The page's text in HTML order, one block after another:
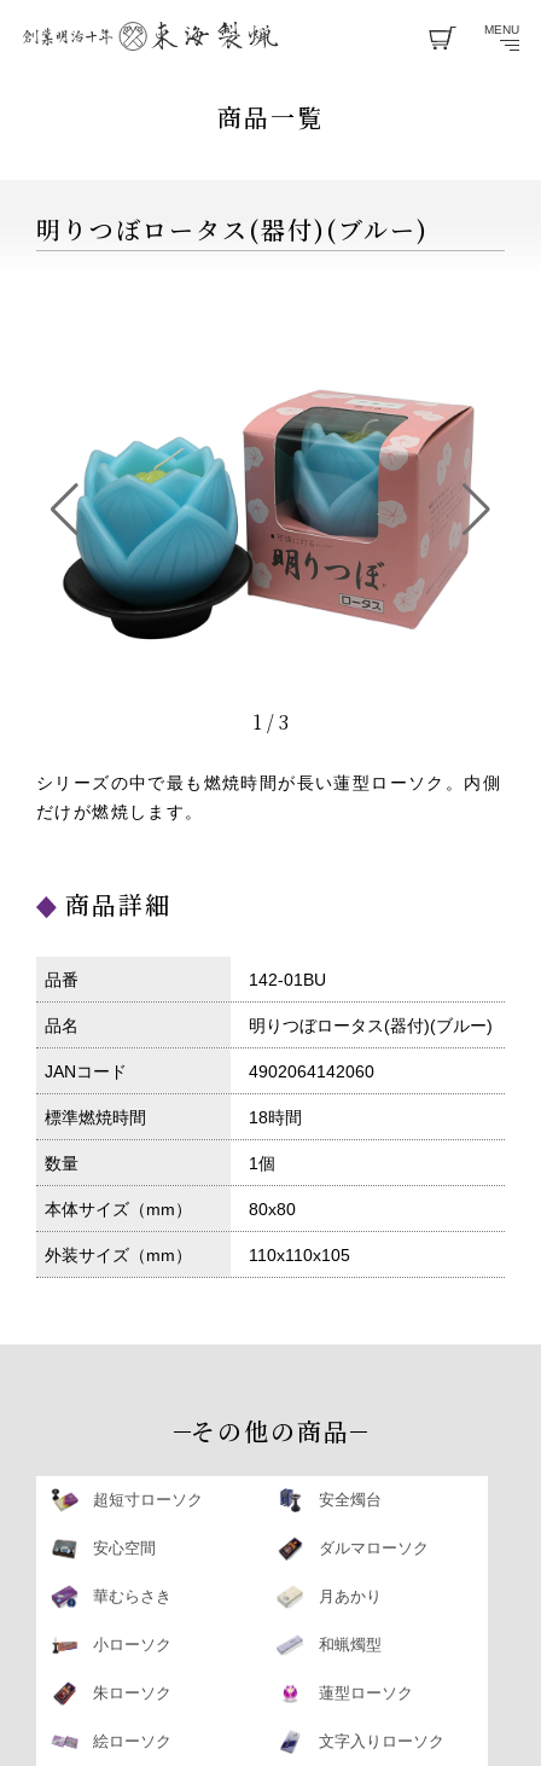
MENU
商品一覧
明りつぼロータス(器付)(ブルー)
1 /3
シリーズの中で最も燃焼時間が長い蓮型ローソク。内側
だけが燃焼します。
商品詳細
品番 142-01BU
品名 明りつぼロータス(器付)(ブルー)
JANコード 4902064142060
標準燃焼時間 18時間
数量 1個
本体サイズ（mm） 80x80
外装サイズ（mm） 110x110x105
その他の商品
超短寸ローソク 安全燭台
安心空間 ダルマローソク
華むらさき 月あかり
小ローソク 和蝋燭型
朱ローソク 蓮型ローソク
絵ローソク 文字入りローソク